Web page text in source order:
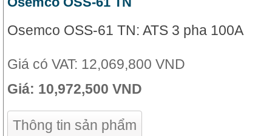
Osemco OSS-61 TN: ATS 3 pha 100A
Giá có VAT: 12,069,800 VND
Giá: 10,972,500 VND
Thông tin sản phẩm